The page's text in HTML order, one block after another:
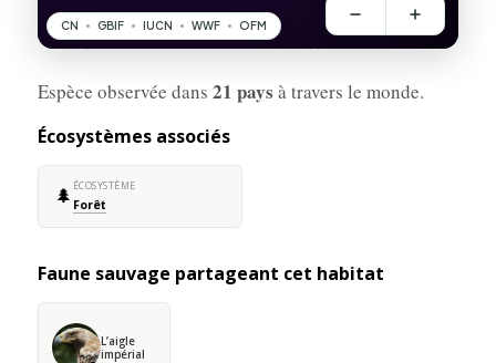
Espèce observée dans 21 pays à travers le monde.
Écosystèmes associés
🌲 ÉCOSYSTÈME
Forêt
Faune sauvage partageant cet habitat
L’aigle
impérial